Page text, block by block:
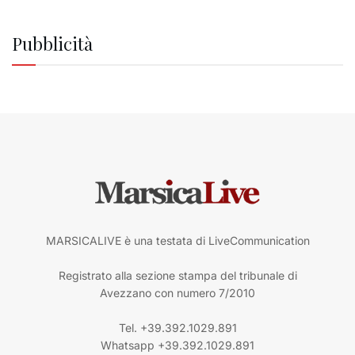
Pubblicità
MARSICALIVE è una testata di LiveCommunication
Registrato alla sezione stampa del tribunale di
Avezzano con numero 7/2010
Tel. +39.392.1029.891
Whatsapp +39.392.1029.891